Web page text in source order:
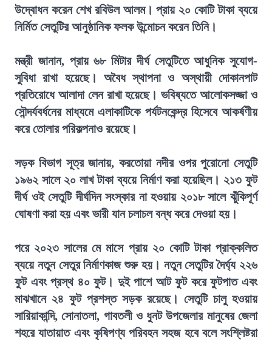
উদ্বোধন করেন শেখ রবিউল আলম। প্রায় ২০ কোটি টাকা ব্যয়ে
নির্মিত সেতুটির আনুষ্ঠানিক ফলক উন্মোচন করেন তিনি।
মন্ত্রী জানান, প্রায় ৬৮ মিটার দীর্ঘ সেতুটিতে আধুনিক সুযোগ-
সুবিধা রাখা হয়েছে। অবৈধ স্থাপনা ও অস্থায়ী দোকানপাট
প্রতিরোধে আলাদা লেন রাখা হয়েছে। ভবিষ্যতে আলোকসজ্জা ও
সৌন্দর্যবর্ধনের মাধ্যমে এলাকাটিকে পর্যটনকেন্দ্র হিসেবে আকর্ষণীয়
করে তোলার পরিকল্পনাও রয়েছে।
সড়ক বিভাগ সূত্র জানায়, করতোয়া নদীর ওপর পুরোনো সেতুটি
১৯৬২ সালে ২০ লাখ টাকা ব্যয়ে নির্মাণ করা হয়েছিল। ২১৩ ফুট
দীর্ঘ ওই সেতুটি দীর্ঘদিন সংস্কার না হওয়ায় ২০১৮ সালে ঝুঁকিপূর্ণ
ঘোষণা করা হয় এবং ভারী যান চলাচল বন্ধ করে দেওয়া হয়।
পরে ২০২৩ সালের মে মাসে প্রায় ২০ কোটি টাকা প্রাক্কলিত
ব্যয়ে নতুন সেতুর নির্মাণকাজ শুরু হয়। নতুন সেতুটির দৈর্ঘ্য ২২৬
ফুট এবং প্রস্থ ৪০ ফুট। দুই পাশে আট ফুট করে ফুটপাত এবং
মাঝখানে ২৪ ফুট প্রশস্ত সড়ক রয়েছে। সেতুটি চালু হওয়ায়
সারিয়াকান্দি, সোনাতলা, গাবতলী ও ধুনট উপজেলার মানুষের জেলা
শহরে যাতায়াত এবং কৃষিপণ্য পরিবহন সহজ হবে বলে সংশ্লিষ্টরা